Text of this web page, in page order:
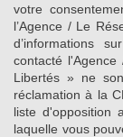
votre
l’Agence / Le
d’informations
contacté
Libertés » ne
réclamation à la
liste d'opposition
laquelle vous